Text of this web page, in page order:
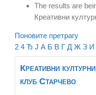
The results are
Креативни
Поновите претрагу
2 4 Ђ Ј А Б В Г Д Ж З И
Креативни културни
клуб Старчево